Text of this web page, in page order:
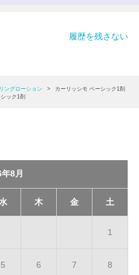
履歴を残さない
ングローション >
カーリッシモ ベーシック1剤
ック1剤
8月
木 金 土
1
5 6 7 8